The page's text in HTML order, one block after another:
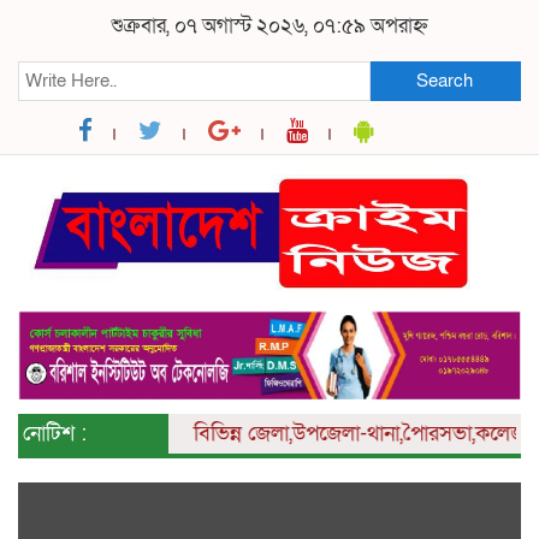
শুক্রবার, ০৭ অগাস্ট ২০২৬, ০৭:৫৯ অপরাহ্ন
Search
নোটিশ : বিভিন্নজেলা,উপজেলা-থানা,পৈারসভা,কলেজ ও